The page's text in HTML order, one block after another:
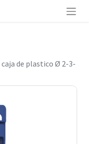
caja de plastico Ø 2-3-